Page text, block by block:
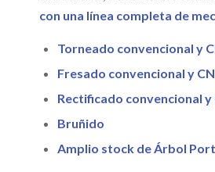
con una línea completa de
Torneado convencional y
Fresado convencional y
Rectificado convencional y
Bruñido
Amplio stock de Árbol